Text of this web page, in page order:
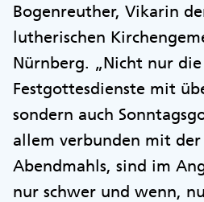
Bogenreuther, Vikarin
lutherischen
Nürnberg. „Nicht nur
Festgottesdienste mit
sondern auch
allem verbunden mit der
Abendmahls, sind im
nur schwer und wenn,